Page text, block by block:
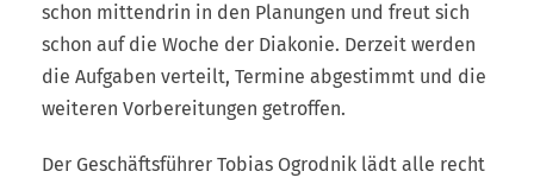
schon mittendrin in den Planungen und freut sich
schon auf die Woche der Diakonie. Derzeit werden
die Aufgaben verteilt, Termine abgestimmt und die
weiteren Vorbereitungen getroffen.
Der Geschäftsführer Tobias Ogrodnik lädt alle recht